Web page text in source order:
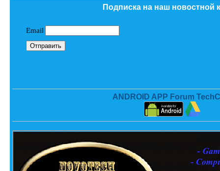
Подписка на наш новостной
ANDROID APP Forum